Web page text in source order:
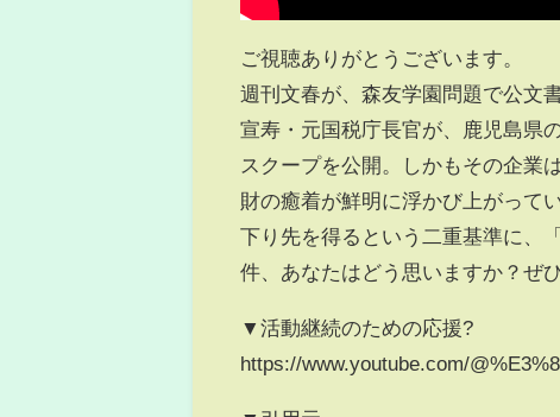
ご視聴ありがとうございます。
週刊文春が、森友学園問題で公文
宣寿・元国税庁長官が、鹿児島県
スクープを公開。しかもその企業
財の癒着が鮮明に浮かび上がって
下り先を得るという二重基準に、
件、あなたはどう思いますか？ぜ
▼活動継続のための応援?
https://www.youtube.com/